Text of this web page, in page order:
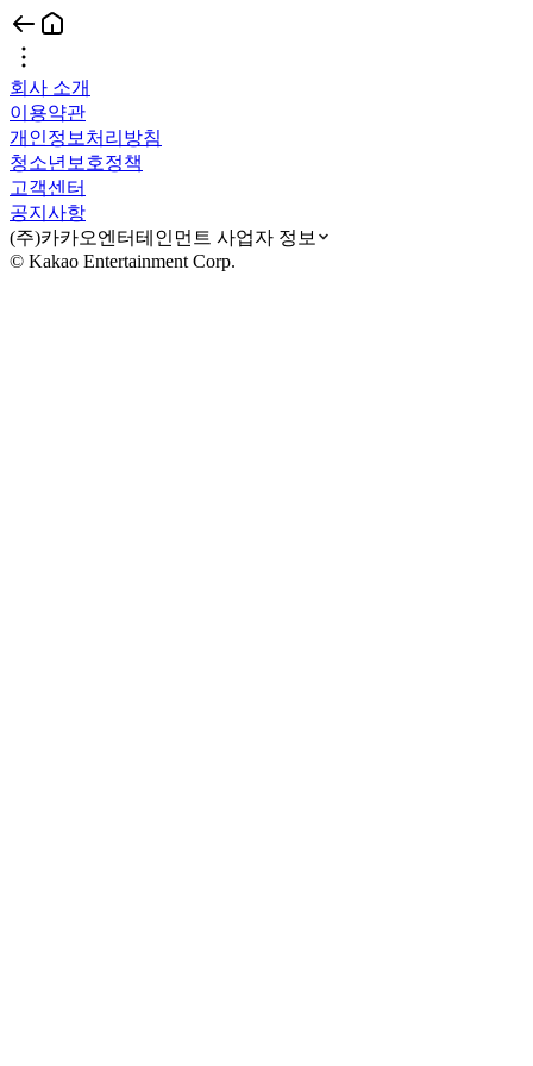
회사 소개
이용약관
개인정보처리방침
청소년보호정책
고객센터
공지사항
(주)카카오엔터테인먼트 사업자 정보
© Kakao Entertainment Corp.